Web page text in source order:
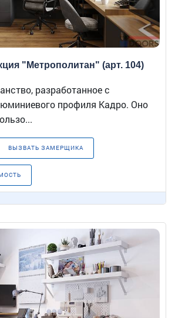
"Метрополитан" (арт. 104)
разработанное с
профиля Кадро. Оно
ВЫЗВАТЬ ЗАМЕРЩИКА